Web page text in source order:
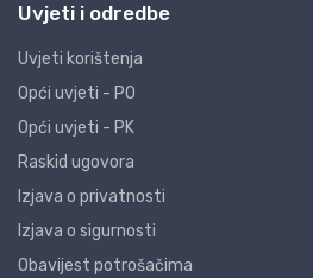
Uvjeti i odredbe
Uvjeti korištenja
Opći uvjeti - PO
Opći uvjeti - PK
Raskid ugovora
Izjava o privatnosti
Izjava o sigurnosti
Obavijest potrošačima